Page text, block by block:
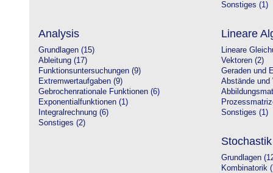
Sonstiges (1)
Analysis
Grundlagen (15)
Ableitung (17)
Funktionsuntersuchungen (9)
Extremwertaufgaben (9)
Gebrochenrationale Funktionen (6)
Exponentialfunktionen (1)
Integralrechnung (6)
Sonstiges (2)
Lineare
Lineare
Vektoren (2)
Geraden und
Abstände und
Sonstiges (1)
Stochastik
Grundlagen
Kombinatorik